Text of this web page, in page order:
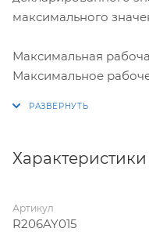
максимального
Максимальная
Максимальное
Характеристики
Артикул
R206AY015